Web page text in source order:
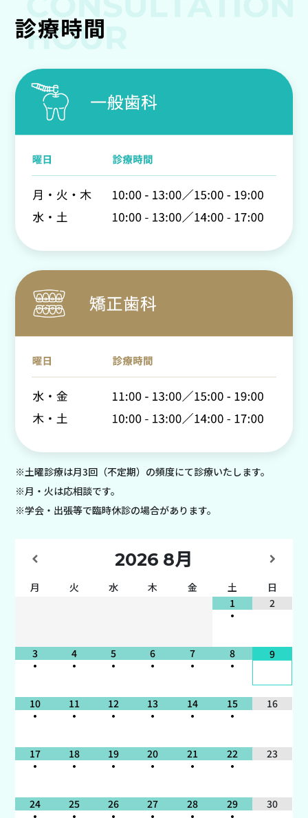
※土曜診療は月3回（不定期）の頻度にて診療いたします。
※月・火は応相談です。
※学会・出張等で臨時休診の場合があります。
2026 8月
月 火 水 木 金 土
日
1
•
2
3
•
4
•
5
•
6
•
7
•
8
•
9
10
•
11
•
12
•
13
•
14
•
15
•
16
17
•
18
•
19
•
20
•
21
•
22
•
23
24
•
25
•
26
•
27
•
28
•
29
•
30